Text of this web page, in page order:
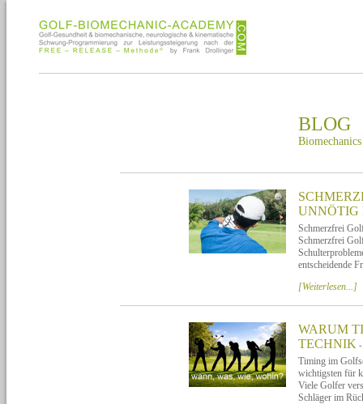
BLOG
UNNÖTIG
Schmerzfrei
Schmerzfrei
entscheidende
[Weiterlesen...]
WARUM
TECHNIK
Timing im
wichtigsten für
Viele Golfer
Schläger im